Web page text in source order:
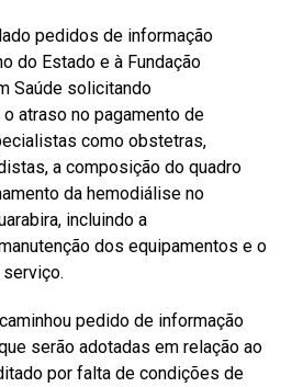
pedidos de informação
do Estado e à Fundação
Saúde solicitando
atraso no pagamento de
como obstetras,
a composição do quadro
da hemodiálise no
incluindo a
dos equipamentos e o
pedido de informação
serão adotadas em relação ao
por falta de condições de